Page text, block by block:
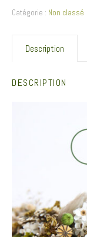
Catégorie : Non classé
Description
DESCRIPTION